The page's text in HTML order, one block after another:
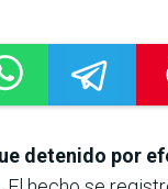
detenido por